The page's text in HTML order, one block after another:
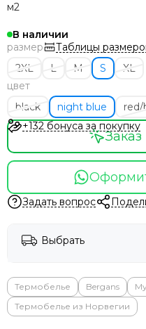
м2
В наличии
размер
Таблицы
2XL
L M S
XL
цвет
black
night blue
+132 бонуса за покупку
Задать вопрос
Выбрать
Термобелье Bergans
Термобелье из Норвегии